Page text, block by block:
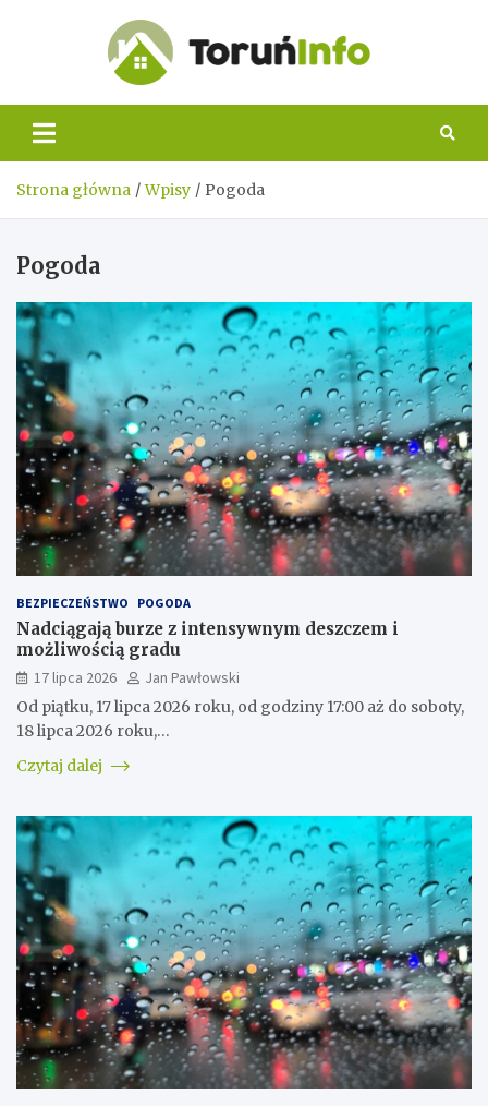
Info
Strona główna Wpisy Pogoda
Pogoda
BEZPIECZEŃSTWO POGODA
Nadciągają burze z intensywnym deszczem i
możliwością gradu
17 lipca 2026
Jan Pawłowski
Od piątku, 17 lipca 2026 roku, od godziny 17:00 aż do soboty,
18 lipca 2026 roku,…
Czytaj dalej